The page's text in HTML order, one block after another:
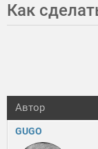
Как
Автор
GUGO